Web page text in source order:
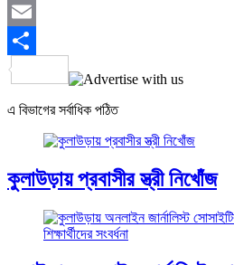
Twitter
Email
Share
এ বিভাগের সর্বাধিক পঠিত
কুলাউড়ায় প্রবাসীর স্ত্রী নিখোঁজ